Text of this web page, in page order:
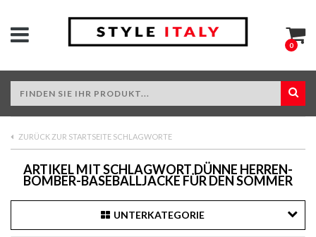
0
ZURÜCK ZUR STARTSEITE SCHLAGWORTE
ARTIKEL MIT SCHLAGWORT DÜNNE HERREN-
BOMBER-BASEBALLJACKE FÜR DEN SOMMER
UNTERKATEGORIE